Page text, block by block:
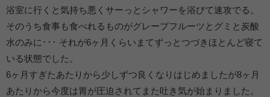
浴室に行くと気持ち悪くサーっとシャワーを浴びて速攻でる。
そのうち食事も食べれるものがグレープフルーツとグミと炭酸
水のみに･･･ それが6ヶ月くらいまてずっとつづきほとんど寝て
いる状態でした。
6ヶ月すぎたあたりから少しずつ良くなりはじめましたが8ヶ月
あたりから今度は胃が圧迫されてまた吐き気が始まりました。